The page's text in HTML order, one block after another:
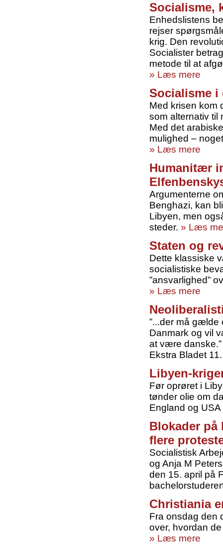
Socialisme,
Enhedslistens
rejser
krig. Den
Socialister
metode til at
» Læs mere
Socialisme i
Med krisen kom
som alternativ til
Med det
mulighed –
» Læs mere
Humanitær
Argumenterne
Benghazi, kan
Libyen, men
steder. » Læs
Staten og
Dette klassiske
socialistiske
”ansvarlighed”
» Læs mere
”...der må gælde
Danmark og vil
at være
Ekstra Bladet
Libyen-
Før oprøret i
tønder olie om
England og
Blokader på
flere
Socialistisk
og Anja M
den 15. april på
Christiania
Fra onsdag den
over, hvordan
» Læs mere